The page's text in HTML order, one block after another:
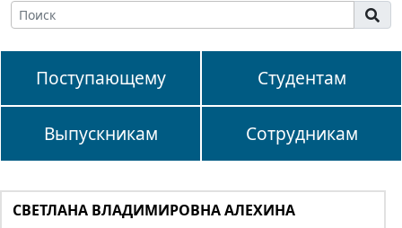
Поступающему Студентам
Выпускникам Сотрудникам
СВЕТЛАНА ВЛАДИМИРОВНА АЛЕХИНА